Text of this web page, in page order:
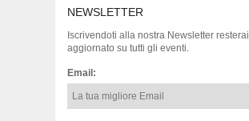
NEWSLETTER
Iscrivendoti alla nostra Newsletter resterai
aggiornato su tutti gli eventi.
Email: